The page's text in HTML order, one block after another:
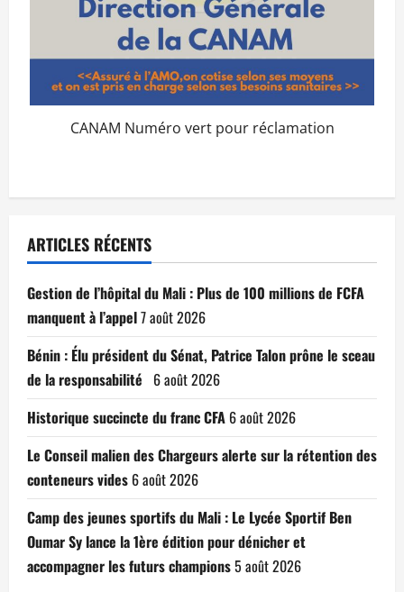
CANAM Numéro vert pour réclamation
ARTICLES RÉCENTS
Gestion de l’hôpital du Mali : Plus de 100 millions de FCFA
manquent à l’appel7 août 2026
Bénin : Élu président du Sénat, Patrice Talon prône le sceau
de la responsabilité 6 août 2026
Historique succincte du franc CFA 6 août 2026
Le Conseil malien des Chargeurs alerte sur la rétention des
conteneurs vides 6 août 2026
Camp des jeunes sportifs du Mali : Le Lycée Sportif Ben
Oumar Sy lance la 1ère édition pour dénicher et
accompagner les futurs champions5 août 2026